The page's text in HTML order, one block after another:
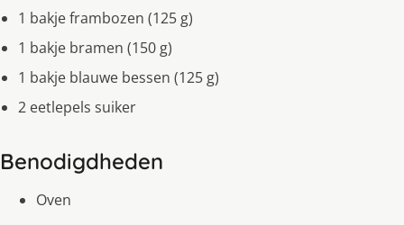
1 bakje frambozen (125 g)
1 bakje bramen (150 g)
1 bakje blauwe bessen (125 g)
2 eetlepels suiker
Benodigdheden
Oven